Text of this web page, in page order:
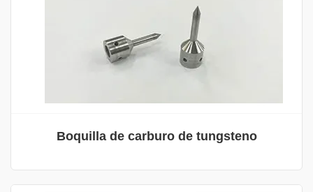
Boquilla de carburo de tungsteno